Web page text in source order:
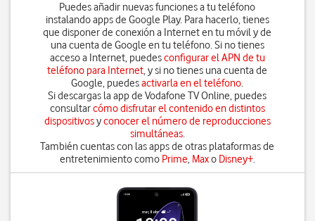
Puedes añadir nuevas funciones a tu teléfono
instalando apps de Google Play. Para hacerlo, tienes
que disponer de conexión a Internet en tu móvil y de
una cuenta de Google en tu teléfono. Si no tienes
acceso a Internet, puedesconfigurar el APN de tu
teléfono para Internet, y si no tienes una cuenta de
Google, puedesactivarla en el teléfono.
Si descargas la app de Vodafone TV Online, puedes
consultarcómo disfrutar el contenido en distintos
dispositivosyconocer el número de reproducciones
simultáneas.
También cuentas con las apps de otras plataformas de
entretenimiento como Prime, Maxo Disney+.